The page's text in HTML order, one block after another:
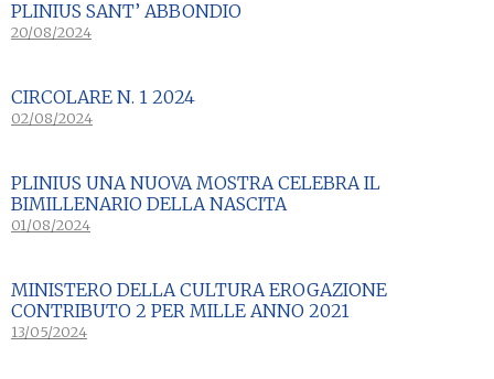
PLINIUS SANT’ ABBONDIO
20/08/2024
CIRCOLARE N. 1 2024
02/08/2024
PLINIUS UNA NUOVA MOSTRA CELEBRA IL
BIMILLENARIO DELLA NASCITA
01/08/2024
MINISTERO DELLA CULTURA EROGAZIONE
CONTRIBUTO 2 PER MILLE ANNO 2021
13/05/2024